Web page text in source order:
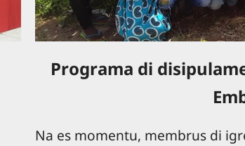
Programa di
Na es momentu, membrus di